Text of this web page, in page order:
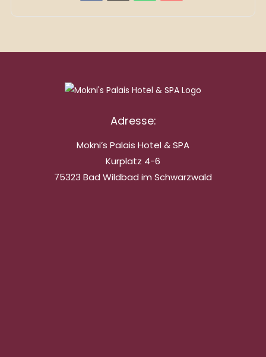
Adresse:
Mokni’s Palais Hotel & SPA
Kurplatz 4-6
75323 Bad Wildbad im Schwarzwald